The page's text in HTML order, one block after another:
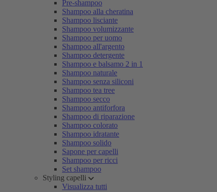
Pre-shampoo
Shampoo alla cheratina
Shampoo lisciante
Shampoo volumizzante
Shampoo per uomo
Shampoo all'argento
Shampoo detergente
Shampoo e balsamo 2 in 1
Shampoo naturale
Shampoo senza siliconi
Shampoo tea tree
Shampoo secco
Shampoo antiforfora
Shampoo di riparazione
Shampoo colorato
Shampoo idratante
Shampoo solido
Sapone per capelli
Shampoo per ricci
Set shampoo
Styling capelli
Visualizza tutti